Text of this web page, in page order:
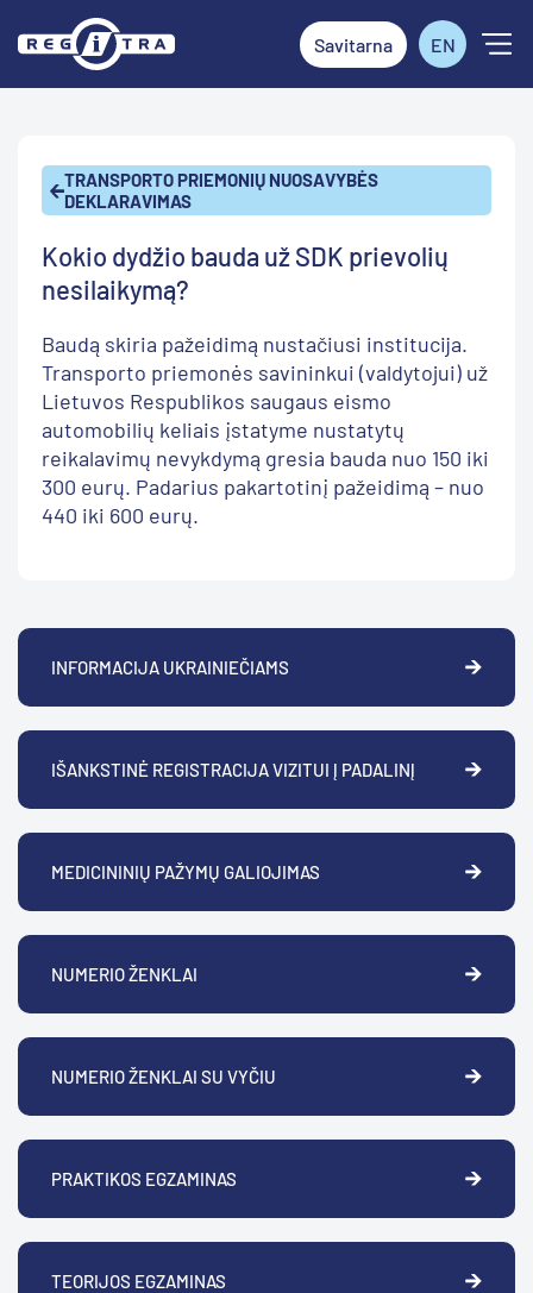
Savitarna EN
TRANSPORTO PRIEMONIŲ NUOSAVYBĖS
DEKLARAVIMAS
Kokio dydžio bauda už SDK prievolių
nesilaikymą?
Baudą skiria pažeidimą nustačiusi institucija.
Transporto priemonės savininkui (valdytojui) už
Lietuvos Respublikos saugaus eismo
automobilių keliais įstatyme nustatytų
reikalavimų nevykdymą gresia bauda nuo 150 iki
300 eurų. Padarius pakartotinį pažeidimą – nuo
440 iki 600 eurų.
INFORMACIJA UKRAINIEČIAMS
IŠANKSTINĖ REGISTRACIJA VIZITUI Į PADALINĮ
MEDICININIŲ PAŽYMŲ GALIOJIMAS
NUMERIO ŽENKLAI
NUMERIO ŽENKLAI SU VYČIU
PRAKTIKOS EGZAMINAS
TEORIJOS EGZAMINAS